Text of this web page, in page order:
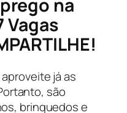
na
Vagas
já as
são
brinquedos e